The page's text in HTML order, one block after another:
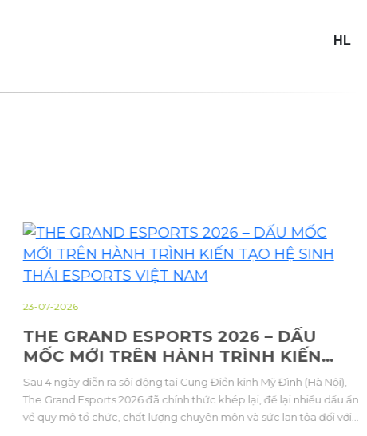
HL
23-07-2026
THE GRAND ESPORTS 2026 – DẤU
MỐC MỚI TRÊN HÀNH TRÌNH KIẾN
TẠO HỆ SINH THÁI ESPORTS VIỆT NAM
Sau 4 ngày diễn ra sôi động tại Cung Điền kinh Mỹ Đình (Hà Nội),
The Grand Esports 2026 đã chính thức khép lại, để lại nhiều dấu ấn
về quy mô tổ chức, chất lượng chuyên môn và sức lan tỏa đối với